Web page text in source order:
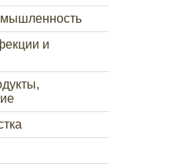
и